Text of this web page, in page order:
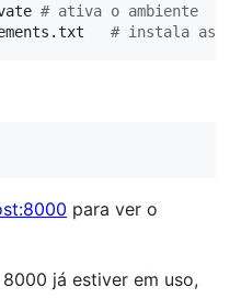
# ativa o ambiente
# instala as
para ver o
já estiver em uso,